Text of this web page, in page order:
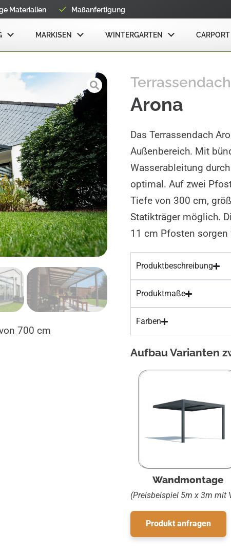
Materialien Maßanfertigung
MARKISEN WINTERGARTEN CARPORT
700 cm
Terrassendach
Arona
Das Terrassendach
Außenbereich. Mit
Wasserableitung
optimal. Auf zwei
Tiefe von 300 cm,
Statikträger möglich.
11 cm Pfosten sorgen
Produktbeschreibung
Produktmaße
Farben
Aufbau Varianten
Wandmontage
(Preisbeispiel 5m x 3m mit
Produkt anfragen